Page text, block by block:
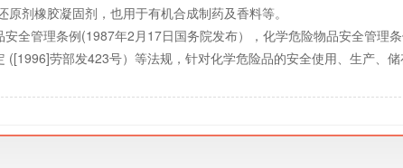
原剂橡胶凝固剂，也用于有机合成制药及香料等。
全管理条例(1987年2月17日国务院发布），化学危险物品安全管理
([1996]劳部发423号）等法规，针对化学危险品的安全使用、生产、储